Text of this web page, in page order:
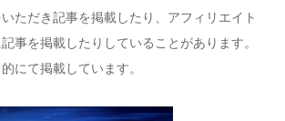
ただき記事を掲載したり、アフィリエイト
事を掲載したりしていることがあります。
にて掲載しています。